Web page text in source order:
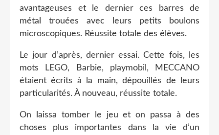
avantageuses et le dernier ces barres de
métal trouées avec leurs petits boulons
microscopiques. Réussite totale des élèves.
Le jour d’après, dernier essai. Cette fois, les
mots LEGO, Barbie, playmobil, MECCANO
étaient écrits à la main, dépouillés de leurs
particularités. À nouveau, réussite totale.
On laissa tomber le jeu et on passa à des
choses plus importantes dans la vie d’un